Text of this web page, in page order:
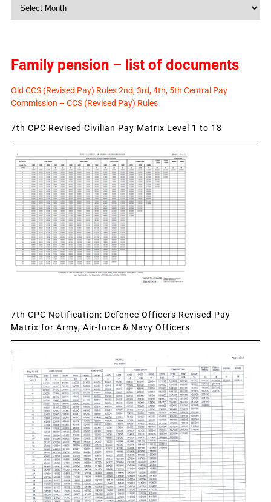
Family pension – list of documents
Old CCS (Revised Pay) Rules 2nd, 3rd, 4th, 5th Central Pay
Commission – CCS (Revised Pay) Rules
7th CPC Revised Civilian Pay Matrix Level 1 to 18
7th CPC Notification: Defence Officers Revised Pay
Matrix for Army, Air-force & Navy Officers